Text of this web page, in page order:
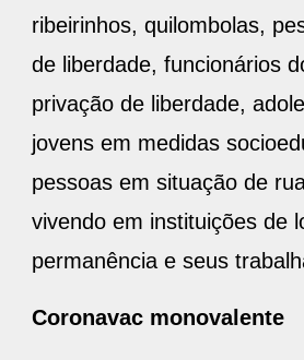
ribeirinhos, quilombolas,
de liberdade, funcionários
privação de liberdade,
jovens em medidas
pessoas em situação de
vivendo em instituições de
permanência e seus
Coronavac monovalente